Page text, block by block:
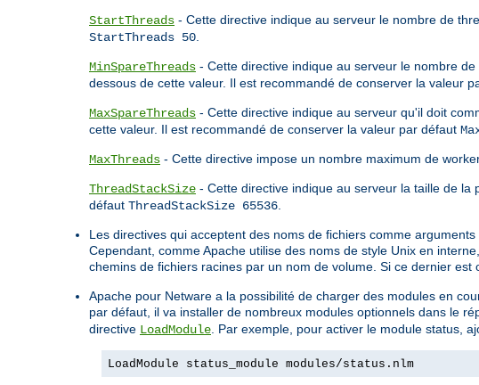
StartThreads - Cette directive indique au serveur le nombre de
StartThreads 50.
MinSpareThreads - Cette directive indique au serveur le nombre
dessous de cette valeur. Il est recommandé de conserver la valeur
MaxSpareThreads - Cette directive indique au serveur qu'il doit
cette valeur. Il est recommandé de conserver la valeur par défaut
MaxThreads - Cette directive impose un nombre maximum de
ThreadStackSize - Cette directive indique au serveur la taille de
défaut ThreadStackSize 65536.
Les directives qui acceptent des noms de fichiers comme
Cependant, comme Apache utilise des noms de style Unix en
chemins de fichiers racines par un nom de volume. Si ce dernier
Apache pour Netware a la possibilité de charger des modules en
par défaut, il va installer de nombreux modules optionnels dans le
directive LoadModule. Par exemple, pour activer le module status,
LoadModule status_module modules/status.nlm